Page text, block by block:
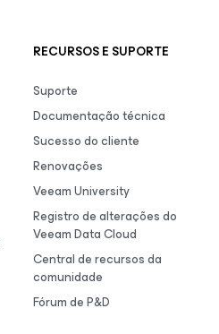
RECURSOS E SUPORTE
Suporte
Documentação técnica
Sucesso do cliente
Renovações
Veeam University
Registro de alterações do
Veeam Data Cloud
Central de recursos da
comunidade
Fórum de P&D